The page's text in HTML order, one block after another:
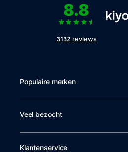
8.8
3132 reviews
Populaire merken
Veel bezocht
Klantenservice